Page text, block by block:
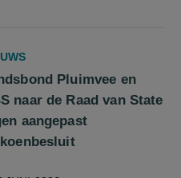
Pluimvee en
naar de Raad van State
aangepast